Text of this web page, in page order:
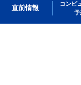
直前情報
コンピ
予